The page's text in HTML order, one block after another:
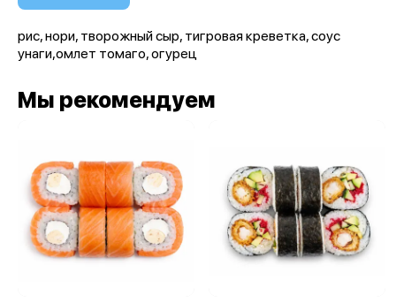
рис, нори, творожный сыр, тигровая креветка, соус
унаги,омлет томаго, огурец
Мы рекомендуем